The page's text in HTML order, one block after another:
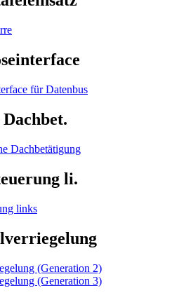
für Datenbus
Dachbetätigung
li.
links
(Generation 2)
(Generation 3)